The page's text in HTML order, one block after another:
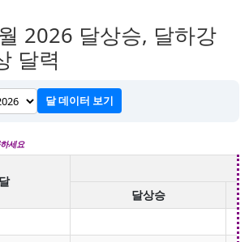
2026 달상승, 달하강
달력
달 데이터 보기
세요
달
달상승